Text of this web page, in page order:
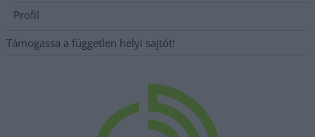
Profil
Támogassa a független helyi sajtót!